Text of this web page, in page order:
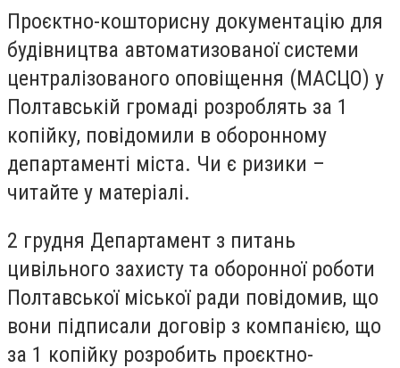
Проєктно-кошторисну документацію для
будівництва автоматизованої системи
централізованого оповіщення (МАСЦО) у
Полтавській громаді розроблять за 1
копійку, повідомили в оборонному
департаменті міста. Чи є ризики –
читайте у матеріалі.
2 грудня Департамент з питань
цивільного захисту та оборонної роботи
Полтавської міської ради повідомив, що
вони підписали договір з компанією, що
за 1 копійку розробить проєктно-